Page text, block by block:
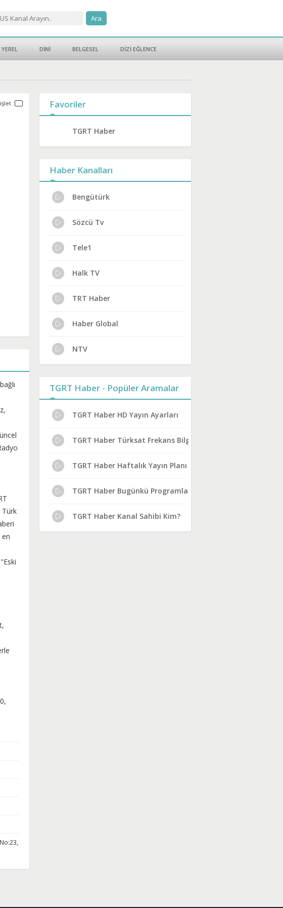
YEREL DİNİ BELGESEL DİZİ EĞLENCE
Favoriler
TGRT Haber
Haber Kanalları
Bengütürk
Sözcü Tv
Tele1
Halk TV
TRT Haber
Haber Global
NTV
TGRT Haber - Popüler Aramalar
TGRT Haber HD Yayın Ayarları
TGRT Haber Türksat Frekans Bilgileri
TGRT Haber Haftalık Yayın Planı
TGRT Haber Bugünkü Programlar
TGRT Haber Kanal Sahibi Kim?
Türk
en